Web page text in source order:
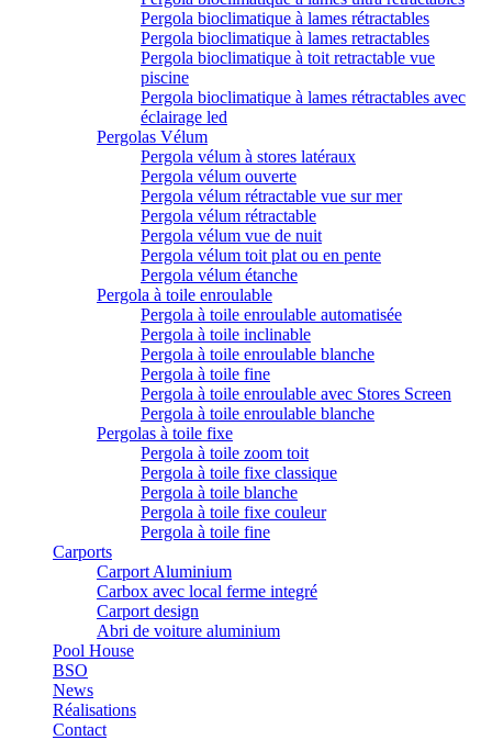
Pergola bioclimatique à lames rétractables
Pergola bioclimatique à lames retractables
Pergola bioclimatique à toit retractable vue
piscine
Pergola bioclimatique à lames rétractables avec
éclairage led
Pergolas Vélum
Pergola vélum à stores latéraux
Pergola vélum ouverte
Pergola vélum rétractable vue sur mer
Pergola vélum rétractable
Pergola vélum vue de nuit
Pergola vélum toit plat ou en pente
Pergola vélum étanche
Pergola à toile enroulable
Pergola à toile enroulable automatisée
Pergola à toile inclinable
Pergola à toile enroulable blanche
Pergola à toile fine
Pergola à toile enroulable avec Stores Screen
Pergola à toile enroulable blanche
Pergolas à toile fixe
Pergola à toile zoom toit
Pergola à toile fixe classique
Pergola à toile blanche
Pergola à toile fixe couleur
Pergola à toile fine
Carports
Carport Aluminium
Carbox avec local ferme integré
Carport design
Abri de voiture aluminium
Pool House
BSO
News
Réalisations
Contact